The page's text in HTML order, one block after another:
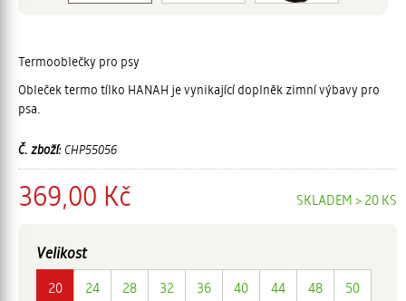
Termooblečky pro psy
Obleček termo tílko HANAH je vynikající doplněk zimní výbavy pro
psa.
Č. zboží:CHP55056
369,00 Kč SKLADEM > 20 KS
Velikost
20 24 28 32 36 40 44 48 50